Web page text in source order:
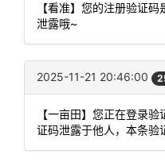
【看准】您的注册验证
泄露哦~
2025-11-21 20:46:00
【一亩田】您正在登录
证码泄露于他人，本条验